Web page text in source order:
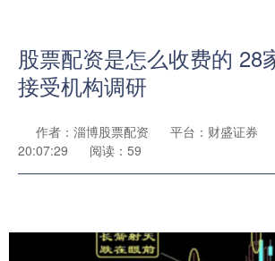
股票配资是怎么收费的 28
接受机构调研
作者：淄博股票配资 平台：财盛证券
20:07:29
阅读：59